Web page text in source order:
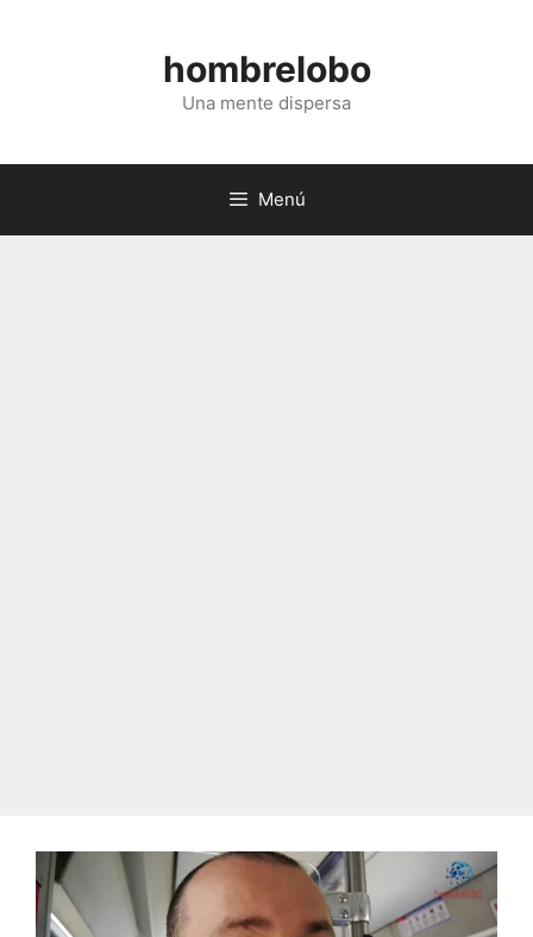
hombrelobo
Una mente dispersa
Menú